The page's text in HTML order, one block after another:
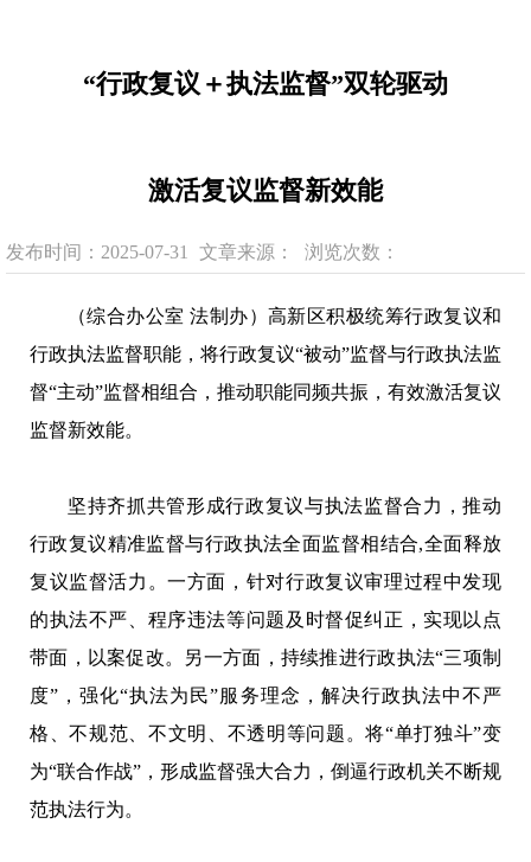
“行政复议＋执法监督”双轮驱动
激活复议监督新效能
发布时间：2025-07-31 文章来源： 浏览次数：
（综合办公室 法制办）高新区积极统筹行政复议和
行政执法监督职能，将行政复议“被动”监督与行政执法监
督“主动”监督相组合，推动职能同频共振，有效激活复议
监督新效能。
坚持齐抓共管形成行政复议与执法监督合力，推动
行政复议精准监督与行政执法全面监督相结合,全面释放
复议监督活力。一方面，针对行政复议审理过程中发现
的执法不严、程序违法等问题及时督促纠正，实现以点
带面，以案促改。另一方面，持续推进行政执法“三项制
度”，强化“执法为民”服务理念，解决行政执法中不严
格、不规范、不文明、不透明等问题。将“单打独斗”变
为“联合作战”，形成监督强大合力，倒逼行政机关不断规
范执法行为。